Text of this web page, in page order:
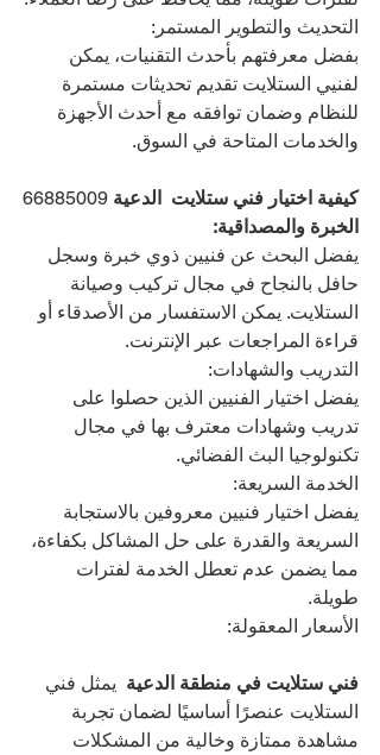
التحديث والتطوير المستمر:
بفضل معرفتهم بأحدث التقنيات، يمكن
لفنيي الستلايت تقديم تحديثات مستمرة
للنظام وضمان توافقه مع أحدث الأجهزة
والخدمات المتاحة في السوق.
كيفية اختيار فني ستلايت  الدعية 66885009
الخبرة والمصداقية:
يفضل البحث عن فنيين ذوي خبرة وسجل
حافل بالنجاح في مجال تركيب وصيانة
الستلايت. يمكن الاستفسار من الأصدقاء أو
قراءة المراجعات عبر الإنترنت.
التدريب والشهادات:
يفضل اختيار الفنيين الذين حصلوا على
تدريب وشهادات معترف بها في مجال
تكنولوجيا البث الفضائي.
الخدمة السريعة:
يفضل اختيار فنيين معروفين بالاستجابة
السريعة والقدرة على حل المشاكل بكفاءة،
مما يضمن عدم تعطل الخدمة لفترات
طويلة.
الأسعار المعقولة:
فني ستلايت في منطقة الدعية يمثل فني
الستلايت عنصرًا أساسيًا لضمان تجربة
مشاهدة ممتازة وخالية من المشكلات